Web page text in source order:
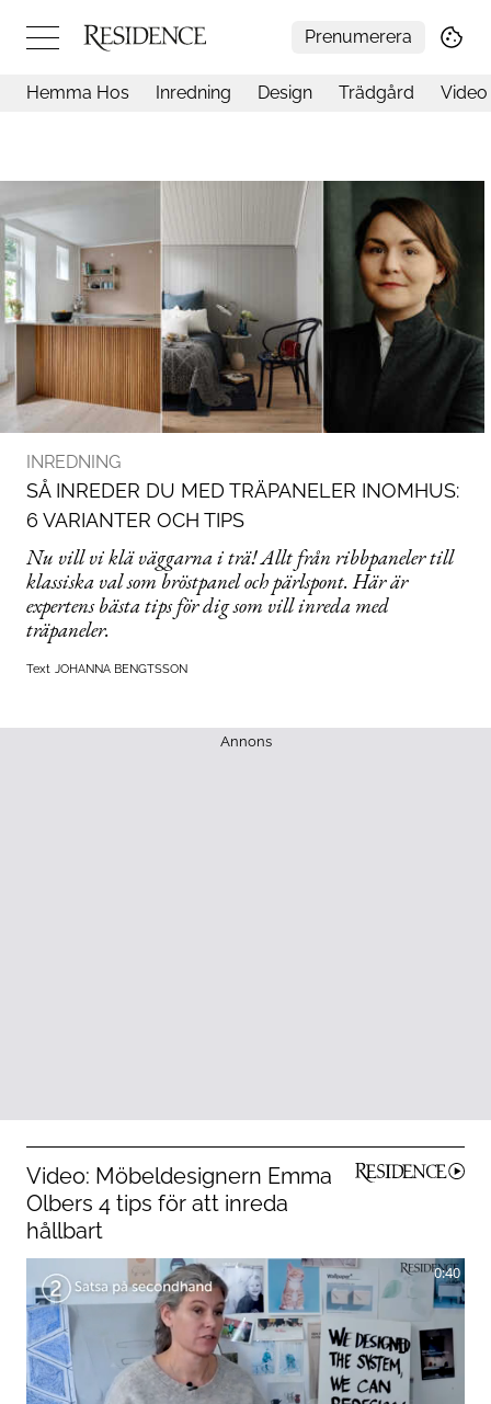
Prenumerera
Trädgård
Video
Inredning
Livsstil
Resor
Mat & Dryck
Influencers
Mer
Hemma Hos Inredning Design Trädgård Video
INREDNING
SÅ INREDER DU MED TRÄPANELER INOMHUS:
6 VARIANTER OCH TIPS
Nu vill vi klä väggarna i trä! Allt från ribbpaneler till
klassiska val som bröstpanel och pärlspont. Här är
expertens bästa tips för dig som vill inreda med
träpaneler.
Text JOHANNA BENGTSSON
Annons
Video: Möbeldesignern Emma
Olbers 4 tips för att inreda
hållbart
0:40